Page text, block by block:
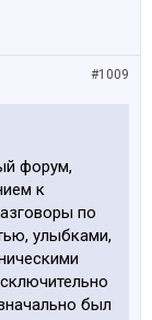
#1009
форум,
к
по
улыбками,
был